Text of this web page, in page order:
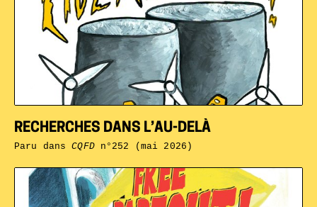
RECHERCHES DANS L’AU-DELÀ
Paru dansCQFDn°252 (mai 2026)